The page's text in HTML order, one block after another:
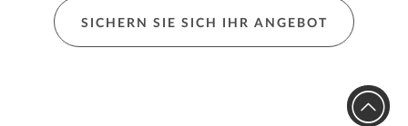
SICHERN SIE SICH IHR ANGEBOT